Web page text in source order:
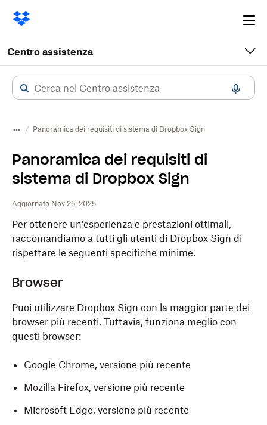
Centro assistenza
Panoramica dei requisiti di sistema di Dropbox Sign
Panoramica dei requisiti di
sistema di Dropbox Sign
Aggiornato Nov 25, 2025
Per ottenere un'esperienza e prestazioni ottimali,
raccomandiamo a tutti gli utenti di Dropbox Sign di
rispettare le seguenti specifiche minime.
Browser
Puoi utilizzare Dropbox Sign con la maggior parte dei
browser più recenti. Tuttavia, funziona meglio con
questi browser:
Google Chrome, versione più recente
Mozilla Firefox, versione più recente
Microsoft Edge, versione più recente